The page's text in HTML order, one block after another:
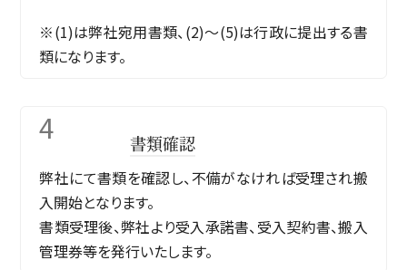
※(1)は弊社宛用書類、(2)〜(5)は行政に提出する書
類になります。
4 書類確認
弊社にて書類を確認し、不備がなければ受理され搬
入開始となります。
書類受理後、弊社より受入承諾書、受入契約書、搬入
管理券等を発行いたします。